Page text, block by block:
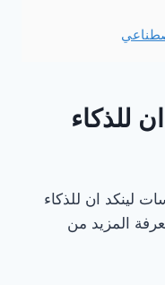
للذكاء
لينكد ان للذكاء
المزيد من